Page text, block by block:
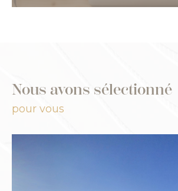
Nous avons sélectionné
pour vous